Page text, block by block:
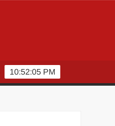
10:52:05 PM